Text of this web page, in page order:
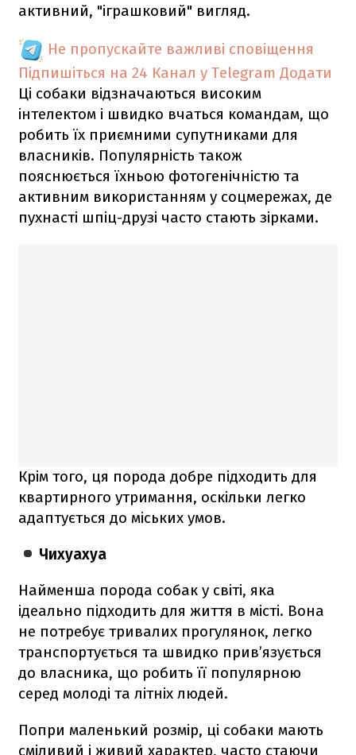
активний, "іграшковий" вигляд.
Не пропускайте важливі сповіщення
Підпишіться на 24 Канал у Telegram Додати
Ці собаки відзначаються високим
інтелектом і швидко вчаться командам, що
робить їх приємними супутниками для
власників. Популярність також
пояснюється їхньою фотогенічністю та
активним використанням у соцмережах, де
пухнасті шпіц-друзі часто стають зірками.
Крім того, ця порода добре підходить для
квартирного утримання, оскільки легко
адаптується до міських умов.
Чихуахуа
Найменша порода собак у світі, яка
ідеально підходить для життя в місті. Вона
не потребує тривалих прогулянок, легко
транспортується та швидко прив’язується
до власника, що робить її популярною
серед молоді та літніх людей.
Попри маленький розмір, ці собаки мають
сміливий і живий характер, часто стаючи